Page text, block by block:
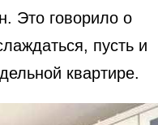
Это говорило о
пусть и
квартире.